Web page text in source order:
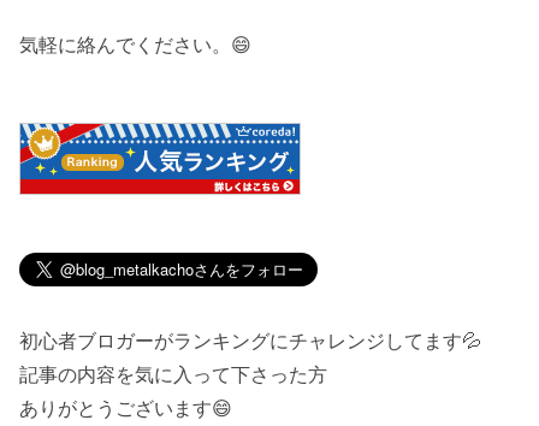
気軽に絡んでください。😄
初心者ブロガーがランキングにチャレンジしてます💦
記事の内容を気に入って下さった方
ありがとうございます😄